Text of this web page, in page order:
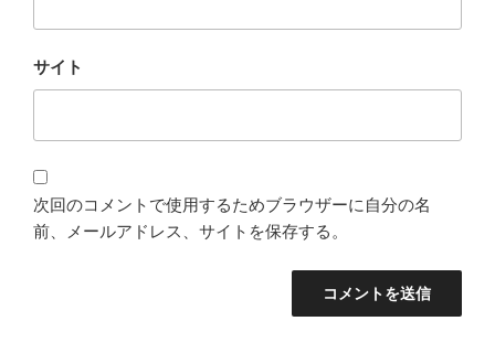
サイト
次回のコメントで使用するためブラウザーに自分の名
前、メールアドレス、サイトを保存する。